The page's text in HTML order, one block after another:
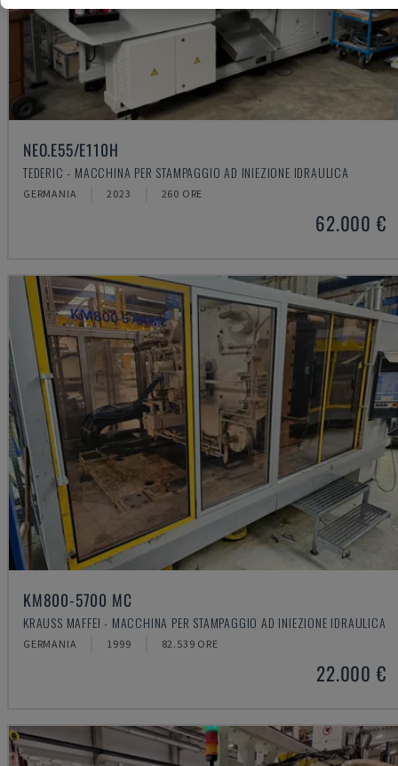
NEO.E55/E110H
TEDERIC - MACCHINA PER STAMPAGGIO AD INIEZIONE IDRAULICA
GERMANIA 2023 260 ORE
62.000 €
KM800-5700 MC
KRAUSS MAFFEI - MACCHINA PER STAMPAGGIO AD INIEZIONE IDRAULICA
GERMANIA 1999 82.539 ORE
22.000 €